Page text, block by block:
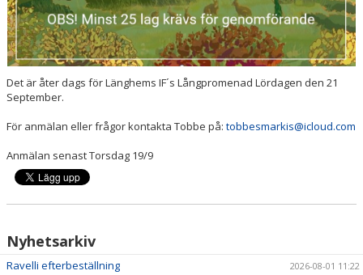
Det är åter dags för Länghems IF´s Långpromenad Lördagen den 21
September.
För anmälan eller frågor kontakta Tobbe på: tobbesmarkis@icloud.com
Anmälan senast Torsdag 19/9
Nyhetsarkiv
Ravelli efterbeställning 2026-08-01 11:22